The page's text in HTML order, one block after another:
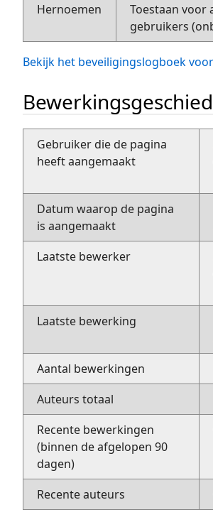
Hernoemen
Toestaan voor
gebruikers
Bekijk het beveiligingslogboek
Gebruiker die de pagina
heeft aangemaakt
Datum waarop de pagina
is aangemaakt
Laatste bewerker
Laatste bewerking
Aantal bewerkingen
Auteurs totaal
Recente bewerkingen
(binnen de afgelopen 90
dagen)
Recente auteurs